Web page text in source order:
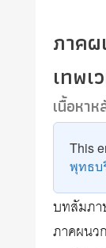
ภาค
เทพ
เนื้อหาห
This
พุทธบ
บทสัมภา
ภาคผนว